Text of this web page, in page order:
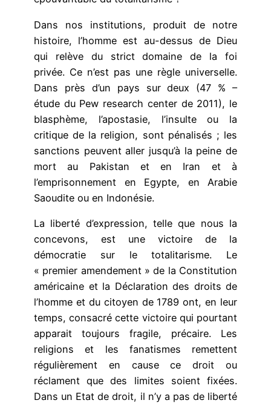
Dans nos institutions, produit de notre
histoire, l’homme est au-dessus de Dieu
qui relève du strict domaine de la foi
privée. Ce n’est pas une règle universelle.
Dans près d’un pays sur deux (47 % –
étude du Pew research center de 2011), le
blasphème, l’apostasie, l’insulte ou la
critique de la religion, sont pénalisés ; les
sanctions peuvent aller jusqu’à la peine de
mort au Pakistan et en Iran et à
l’emprisonnement en Egypte, en Arabie
Saoudite ou en Indonésie.
La liberté d’expression, telle que nous la
concevons, est une victoire de la
démocratie sur le totalitarisme. Le
« premier amendement » de la Constitution
américaine et la Déclaration des droits de
l’homme et du citoyen de 1789 ont, en leur
temps, consacré cette victoire qui pourtant
apparait toujours fragile, précaire. Les
religions et les fanatismes remettent
régulièrement en cause ce droit ou
réclament que des limites soient fixées.
Dans un Etat de droit, il n’y a pas de liberté